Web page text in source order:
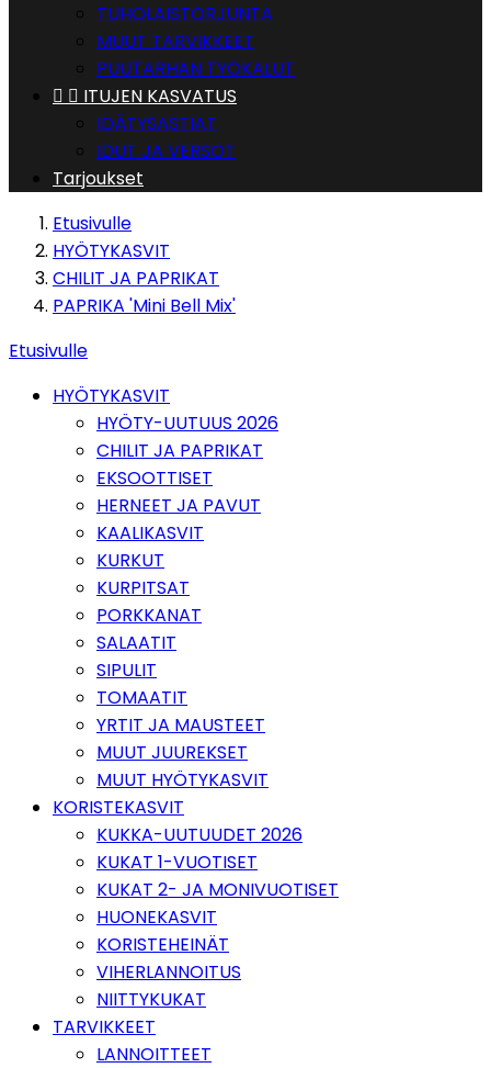
TUHOLAISTORJUNTA
MUUT TARVIKKEET
PUUTARHAN TYÖKALUT
  ITUJEN KASVATUS
IDÄTYSASTIAT
IDUT JA VERSOT
Tarjoukset
Etusivulle
HYÖTYKASVIT
CHILIT JA PAPRIKAT
PAPRIKA 'Mini Bell Mix'
Etusivulle
HYÖTYKASVIT
HYÖTY-UUTUUS 2026
CHILIT JA PAPRIKAT
EKSOOTTISET
HERNEET JA PAVUT
KAALIKASVIT
KURKUT
KURPITSAT
PORKKANAT
SALAATIT
SIPULIT
TOMAATIT
YRTIT JA MAUSTEET
MUUT JUUREKSET
MUUT HYÖTYKASVIT
KORISTEKASVIT
KUKKA-UUTUUDET 2026
KUKAT 1-VUOTISET
KUKAT 2- JA MONIVUOTISET
HUONEKASVIT
KORISTEHEINÄT
VIHERLANNOITUS
NIITTYKUKAT
TARVIKKEET
LANNOITTEET